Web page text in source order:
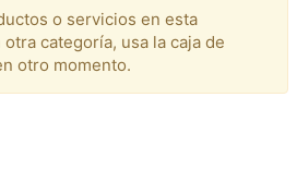
o servicios en esta
categoría, usa la caja de
otro momento.